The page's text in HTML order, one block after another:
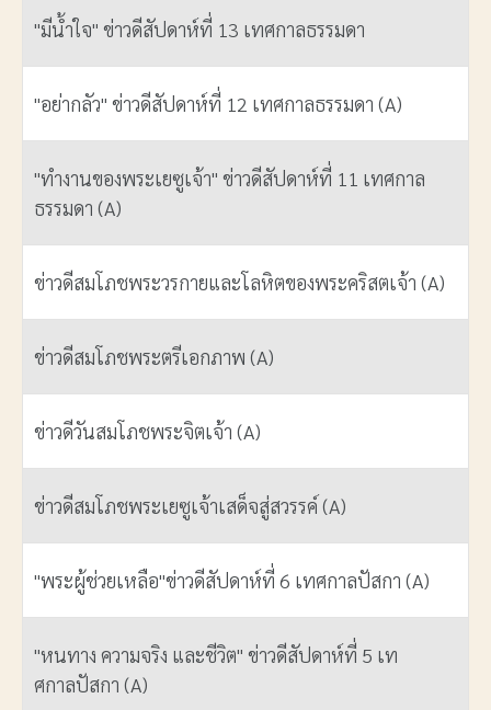
"มีน้ำใจ" ข่าวดีสัปดาห์ที่ 13 เทศกาลธรรมดา
"อย่ากลัว" ข่าวดีสัปดาห์ที่ 12 เทศกาลธรรมดา (A)
"ทำงานของพระเยซูเจ้า" ข่าวดีสัปดาห์ที่ 11 เทศกาล
ธรรมดา (A)
ข่าวดีสมโภชพระวรกายและโลหิตของพระคริสตเจ้า (A)
ข่าวดีสมโภชพระตรีเอกภาพ (A)
ข่าวดีวันสมโภชพระจิตเจ้า (A)
ข่าวดีสมโภชพระเยซูเจ้าเสด็จสู่สวรรค์ (A)
"พระผู้ช่วยเหลือ"ข่าวดีสัปดาห์ที่ 6 เทศกาลปัสกา (A)
"หนทาง ความจริง และชีวิต" ข่าวดีสัปดาห์ที่ 5 เท
ศกาลปัสกา (A)